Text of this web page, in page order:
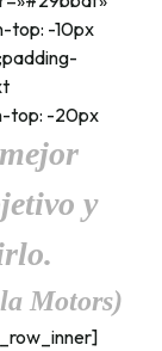
top: -10px
top: -20px
y
Motors)